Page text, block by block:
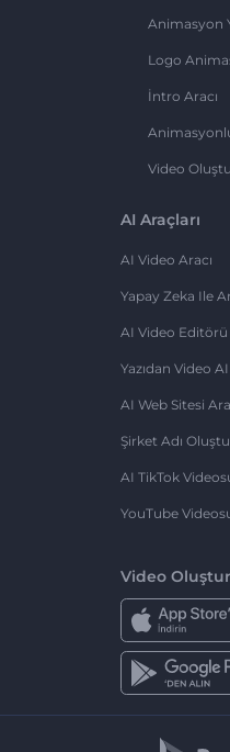
Animasyon
Logo
İntro Aracı
Video
AI Araçları
AI Video Aracı
Yapay Zeka Ile
AI Video Editörü
Yazıdan Video AI
AI Web Sitesi
Şirket Adı
AI TikTok
YouTube
Video